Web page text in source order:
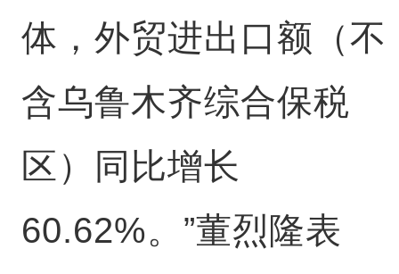
体，外贸进出口额（不
含乌鲁木齐综合保税
区）同比增长
60.62%。”董烈隆表